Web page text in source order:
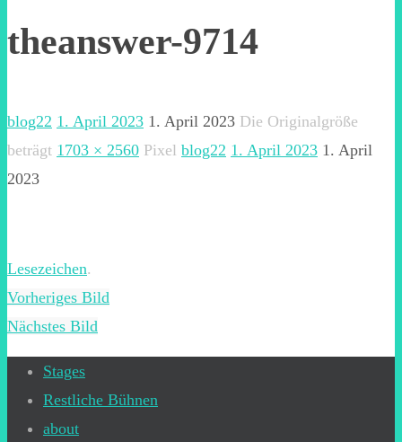
theanswer-9714
blog22 1. April 2023 1. April 2023 Die Originalgröße
beträgt 1703 × 2560 Pixel blog22 1. April 2023 1. April
2023
Lesezeichen.
Vorheriges Bild
Nächstes Bild
Stages
Restliche Bühnen
about